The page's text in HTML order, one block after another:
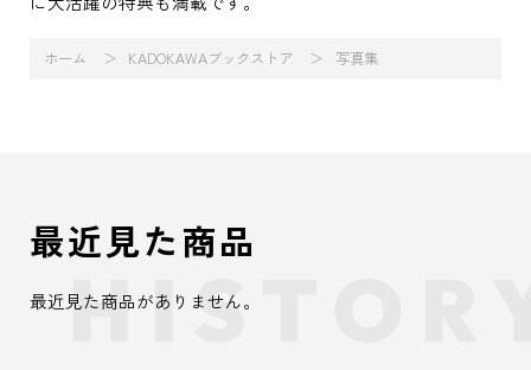
ホーム KADOKAWAブックストア 写真集
最近見た商品
最近見た商品がありません。